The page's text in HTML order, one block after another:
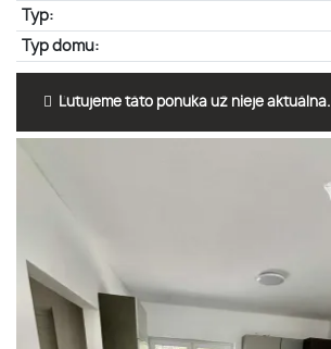
Typ:
Typ domu:
Ľutujeme táto ponuka už nieje aktuálna.